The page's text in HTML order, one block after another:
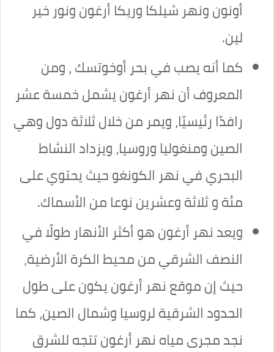
أونون ونهر شيلكا وريكا أرغون ونور خير
لين.
كما أنه يصب في بحر أوخوتسك ، ومن
المعروف أن نهر أرغون يشمل خمسة عشر
رافدًا رئيسيًا، ويمر من خلال ثلاثة دول وهي
الصين ومنغوليا وروسيا، ويزداد النشاط
البحري في نهر الكونغو حيث يحتوي على
مئة و ثلاثة وعشرين نوعا من الأسماك.
ويعد نهر أرغون هو أكثر الأنهار طولًا في
النصف الشرقي من محيط الكرة الأرضية،
حيث إن موقع نهر أرغون يكون على طول
الحدود الشرقية لروسيا وشمال الصين، كما
نجد مجرى مياه نهر أرغون تتجه للشرق